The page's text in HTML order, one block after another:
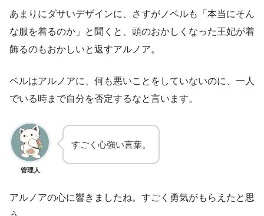
あまりにダサいデザインに、さすがノベルも「本当にそん
な服を着るのか」と聞くと、頭のおかしくなった王妃が着
飾るのもおかしいと返すアルノア。
ベルはアルノアに、何も悪いことをしていないのに、一人
でいる時まで自分を否定するなと言います。
管理人
すごく心強い言葉。
アルノアの心に響きましたね。すごく勇気がもらえたと思